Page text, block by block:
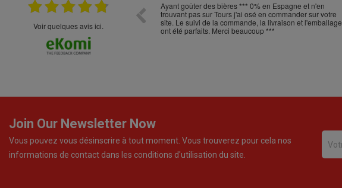
Voir quelques avis ici.
Ayant goûter des bières *** 0% en Espagne et n'en
trouvant pas sur Tours j'ai osé en commander sur votre
site. Le suivi de la commande, la livraison et l'emballage
ont été parfaits. Merci beaucoup ***
Join Our Newsletter Now
Vous pouvez vous désinscrire à tout moment. Vous trouverez pour cela nos
informations de contact dans les conditions d'utilisation du site.